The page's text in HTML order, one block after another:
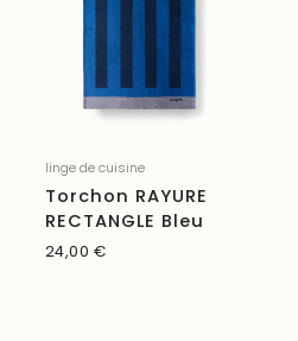
linge de cuisine
Torchon RAYURE
RECTANGLE Bleu
24,00 €